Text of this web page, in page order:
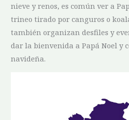
nieve y renos, es común ver a
trineo tirado por canguros o‌
también organizan desfiles y
dar la bienvenida a‍ Papá Noel y
⁤navideña.